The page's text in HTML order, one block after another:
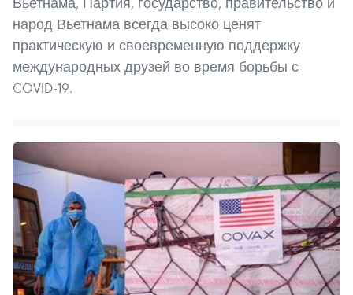
народ Вьетнама всегда высоко ценят
практическую и своевременную поддержку
международных друзей во время борьбы с
COVID-19.